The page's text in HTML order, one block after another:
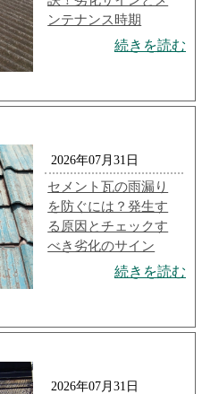
ンテナンス時期
続きを読む
2026年07月31日
セメント瓦の雨漏り
を防ぐには？発生す
る原因とチェックす
べき劣化のサイン
続きを読む
2026年07月31日